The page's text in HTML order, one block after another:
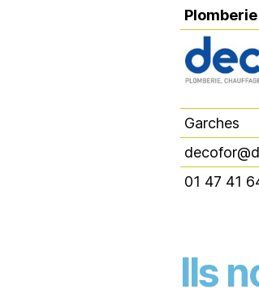
Plomberie
Plomberie
Garches
01 47 41
Ils